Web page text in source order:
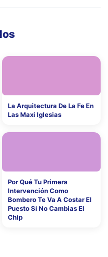
La Arquitectura De La Fe En
Las Maxi Iglesias
Por Qué Tu Primera
Intervención Como
Bombero Te Va A Costar El
Puesto Si No Cambias El
Chip